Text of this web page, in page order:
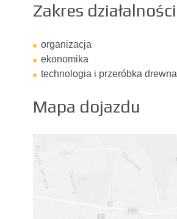
Zakres działalności
organizacja
ekonomika
technologia i przeróbka drewna
Mapa dojazdu